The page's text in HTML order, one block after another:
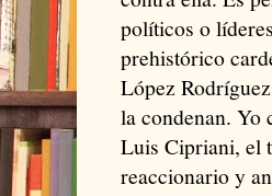
políticos o
prehistórico
López
la condenan. Yo
Luis Cipriani, el
reaccionario y